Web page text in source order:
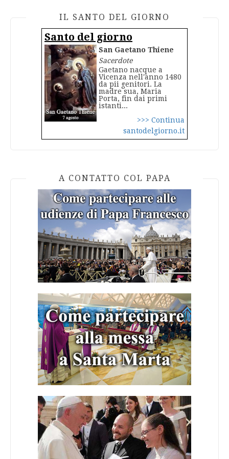
IL SANTO DEL GIORNO
Santo del giorno
San Gaetano Thiene
Sacerdote
Gaetano nacque a
Vicenza nell'anno 1480
da pii genitori. La
madre sua, Maria
Porta, fin dai primi
istanti...
>>> Continua
santodelgiorno.it
A CONTATTO COL PAPA